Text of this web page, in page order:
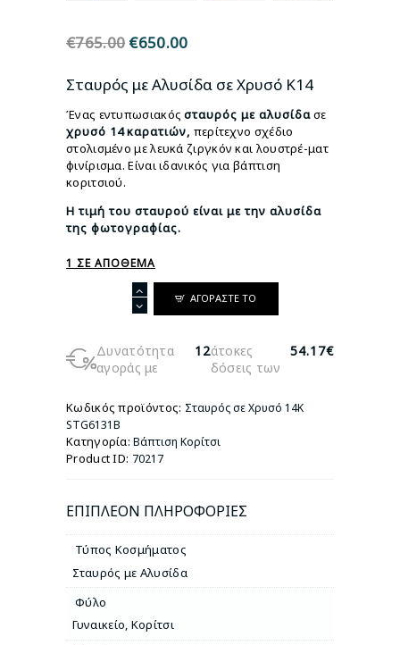
€765.00 Original
was:
€765.00.
€650.00
τιμή
€650.00.
Σταυρός με Αλυσίδα σε Χρυσό Κ14
Ένας εντυπωσιακόςσταυρός με αλυσίδασε
χρυσό 14καρατιών, περίτεχνο σχέδιο
στολισμένο με λευκά ζιργκόν και λουστρέ-ματ
φινίρισμα. Είναι ιδανικός για βάπτιση
κοριτσιού.
Η τιμή του σταυρού είναι με την αλυσίδα
της φωτογραφίας.
1 ΣΕ ΑΠΌΘΕΜΑ
STG6131B
ποσότητα
ΑΓΟΡΆΣΤΕ ΤΟ
Δυνατότητα
αγοράς με
12άτοκες
δόσεις των
54.17€
Κωδικός προϊόντος: Σταυρός σε Χρυσό 14Κ
STG6131B
Κατηγορία:Βάπτιση Κορίτσι
Product ID: 70217
ΕΠΙΠΛΈΟΝ ΠΛΗΡΟΦΟΡΊΕΣ
Τύπος Κοσμήματος
Σταυρός με Αλυσίδα
Φύλο
Γυναικείο, Κορίτσι